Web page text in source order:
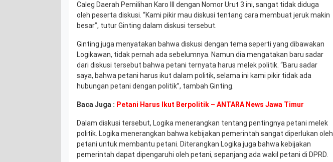
Caleg Daerah Pemilihan Karo III dengan Nomor Urut 3 ini, sangat tidak diduga
oleh peserta diskusi. “Kami pikir mau diskusi tentang cara membuat jeruk makin
besar”, tutur Ginting dalam diskusi tersebut.
Ginting juga menyatakan bahwa diskusi dengan tema seperti yang dibawakan
Logikawan, tidak pernah ada sebelumnya. Namun dia mengatakan baru sadar
dari diskusi tersebut bahwa petani ternyata harus melek politik. “Baru sadar
saya, bahwa petani harus ikut dalam politik, selama ini kami pikir tidak ada
hubungan petani dengan politik”, tambah Ginting.
Baca Juga : Petani Harus Ikut Berpolitik – ANTARA News Jawa Timur
Dalam diskusi tersebut, Logika menerangkan tentang pentingnya petani melek
politik. Logika menerangkan bahwa kebijakan pemerintah sangat diperlukan oleh
petani untuk membantu petani. Diterangkan Logika juga bahwa kebijakan
pemerintah dapat dipengaruhi oleh petani, sepanjang ada wakil petani di DPRD.